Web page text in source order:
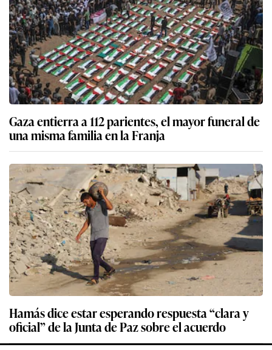
Gaza entierra a 112 parientes, el mayor funeral de
una misma familia en la Franja
Hamás dice estar esperando respuesta “clara y
oficial” de la Junta de Paz sobre el acuerdo